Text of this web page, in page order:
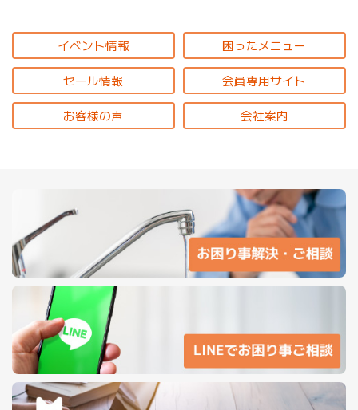
イベント情報 困ったメニュー
セール情報 会員専用サイト
お客様の声 会社案内